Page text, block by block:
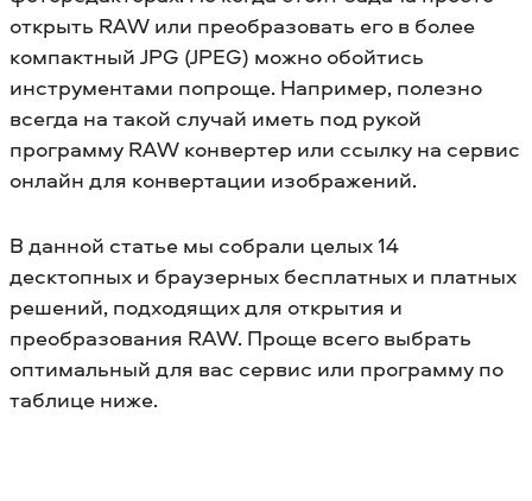
открыть RAW или преобразовать его в более
компактный JPG (JPEG) можно обойтись
инструментами попроще. Например, полезно
всегда на такой случай иметь под рукой
программу RAW конвертер или ссылку на сервис
онлайн для конвертации изображений.
В данной статье мы собрали целых 14
десктопных и браузерных бесплатных и платных
решений, подходящих для открытия и
преобразования RAW. Проще всего выбрать
оптимальный для вас сервис или программу по
таблице ниже.